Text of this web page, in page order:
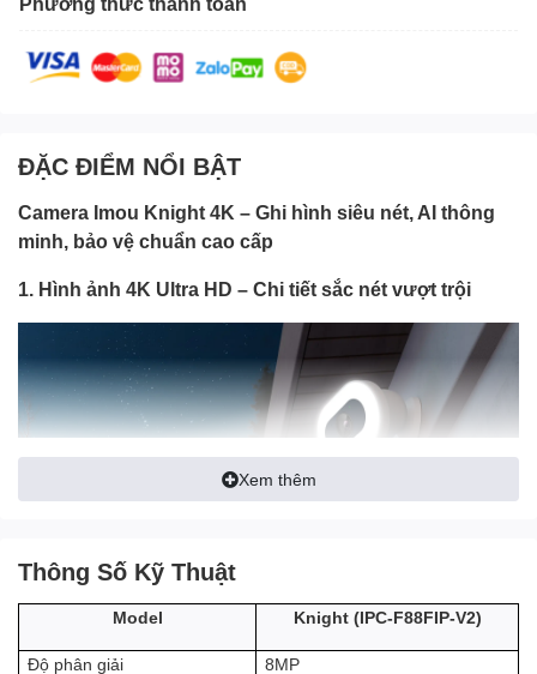
ĐẶC ĐIỂM NỔI BẬT
Camera Imou Knight 4K – Ghi hình siêu nét, AI thông
minh, bảo vệ chuẩn cao cấp
1. Hình ảnh 4K Ultra HD – Chi tiết sắc nét vượt trội
- Trang bị độ phân giải 4K UHD
- Khả năng phóng to (zoom) giúp bạn quan sát rõ nét biển số xe,
Xem thêm
Thông Số Kỹ Thuật
Model Knight (IPC-F88FIP-V2)
Độ phân giải 8MP